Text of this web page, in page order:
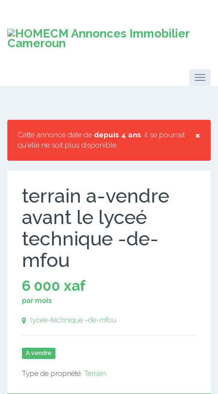
×
Cette annonce date de depuis 4 ans, il se pourrait
qu'elle ne soit plus disponible.
terrain a-vendre
avant le lyceé
technique -de-
mfou
6 000 xaf
par mois
lycee-technique -de-mfou
A vendre
Type de propriété: Terrain